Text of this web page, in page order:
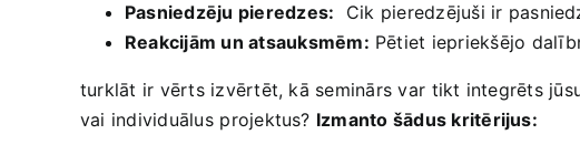
Pasniedzēju pieredzes:
Cik pieredzējuši ir
Reakcijām un atsauksmēm: Pētiet iepriekšējo
turklāt​ ir vērts‍ izvērtēt, kā seminārs var⁣ tikt integrēts‌
vai individuālus⁣ projektus? Izmanto​ šādus kritērijus: